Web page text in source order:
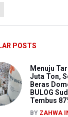
Bapenda
Sebut
Jakarta Selatan
POSTS
Menuju
Juta Ton,
Beras
BULOG
Tembus
BY ZAHWA